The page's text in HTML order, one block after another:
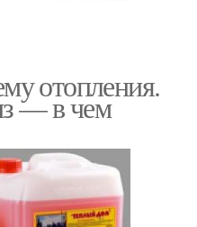
отопления.
— в чем